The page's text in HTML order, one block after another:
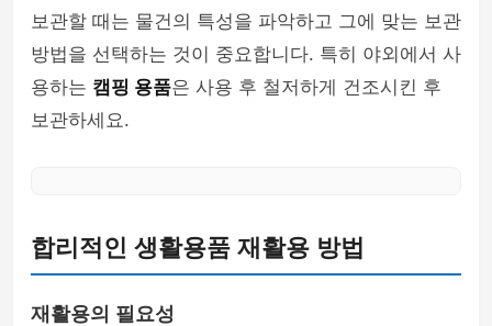
보관할 때는 물건의 특성을 파악하고 그에 맞는 보관
방법을 선택하는 것이 중요합니다. 특히 야외에서 사
용하는 캠핑 용품은 사용 후 철저하게 건조시킨 후
보관하세요.
합리적인 생활용품 재활용 방법
재활용의 필요성